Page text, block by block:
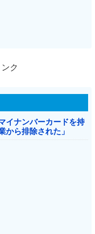
ク
イナンバーカードを持
から排除された」